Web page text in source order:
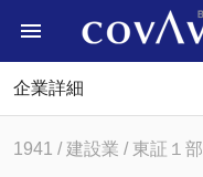
企業詳細
1941 / 建設業 / 東証１部